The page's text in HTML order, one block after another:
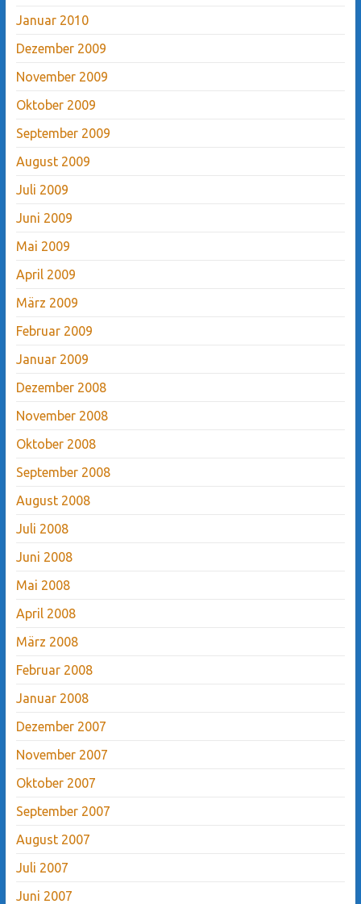
Januar 2010
Dezember 2009
November 2009
Oktober 2009
September 2009
August 2009
Juli 2009
Juni 2009
Mai 2009
April 2009
März 2009
Februar 2009
Januar 2009
Dezember 2008
November 2008
Oktober 2008
September 2008
August 2008
Juli 2008
Juni 2008
Mai 2008
April 2008
März 2008
Februar 2008
Januar 2008
Dezember 2007
November 2007
Oktober 2007
September 2007
August 2007
Juli 2007
Juni 2007